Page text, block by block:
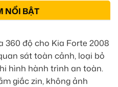
NỔI BẬT
360 độ cho Kia Forte 2008
sát toàn cảnh, loại bỏ
hình hành trình an toàn.
giắc zin, không ảnh